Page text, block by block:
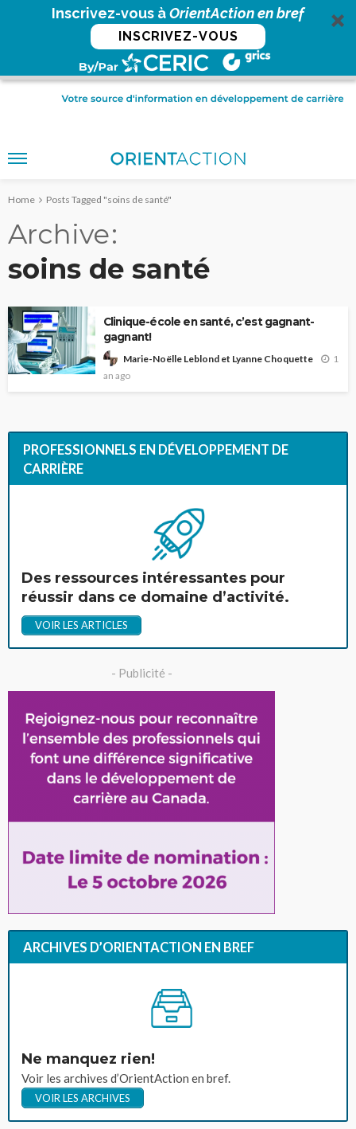
Inscrivez-vous àOrientAction en bref
INSCRIVEZ-VOUS
Home Posts Tagged "soins de santé"
Archive
soins de santé
Clinique-école en santé, c’est gagnant-
gagnant!
Marie-Noëlle Leblond et Lyanne Choquette
1
an ago
PROFESSIONNELS EN DÉVELOPPEMENT DE
CARRIÈRE
Des ressources intéressantes pour
réussir dans ce domaine d’activité.
VOIR LES ARTICLES
- Publicité -
ARCHIVES D’ORIENTACTION EN BREF
Ne manquez rien!
Voir les archives d’OrientAction en bref.
VOIR LES ARCHIVES